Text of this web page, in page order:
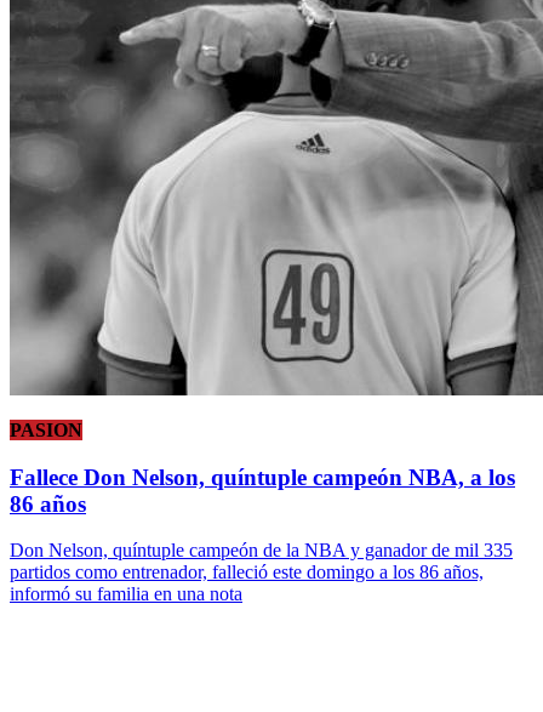
PASION
Fallece Don Nelson, quíntuple campeón NBA, a los
86 años
Don Nelson, quíntuple campeón de la NBA y ganador de mil 335
partidos como entrenador, falleció este domingo a los 86 años,
informó su familia en una nota